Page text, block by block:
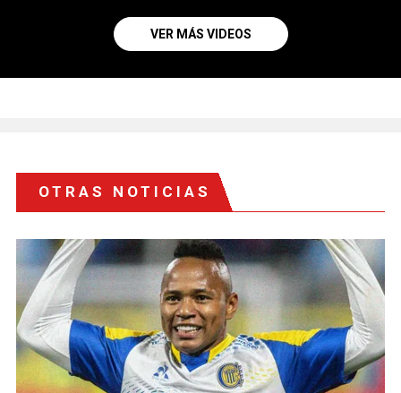
VER MÁS VIDEOS
OTRAS NOTICIAS